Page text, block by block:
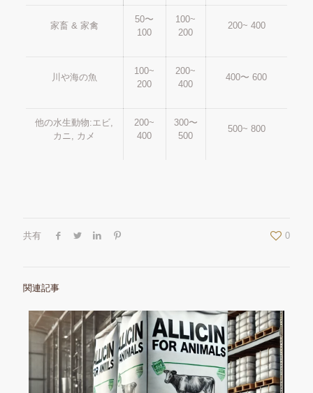
家畜 & 家禽
50〜
100
100~
200
200~ 400
川や海の魚
100~
200
200~
400
400〜 600
他の水生動物:エビ,
カニ, カメ
200~
400
300〜
500
500~ 800
共有 0
関連記事